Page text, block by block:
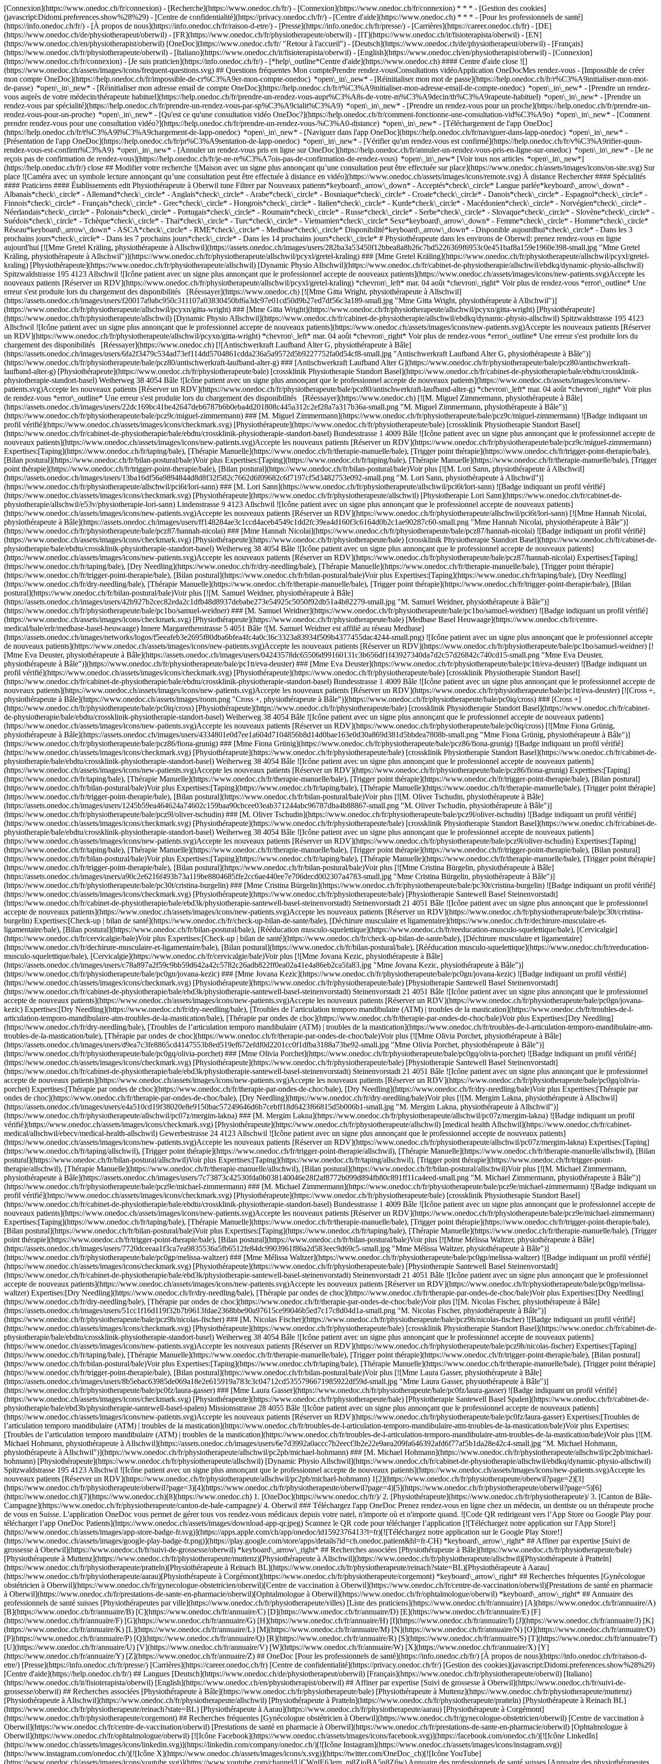
[Connexion](https://www.onedoc.ch/fr/connexion) - [Recherche](https://www.onedoc.ch/fr/) - [Connexion](https://www.onedoc.ch/fr/connexion) * * * - [Gestion des cookies]
(javascript:Didomi.preferences.show%28%29) - [Centre de confidentialité](https://privacy.onedoc.ch/fr/) - [Centre d'aide](https://www.onedoc.ch) * * * - [Pour les professionnels de santé]
(https://info.onedoc.ch/fr/) - [À propos de nous](https://info.onedoc.ch/fr/raison-d-etre/) - [Presse](https://info.onedoc.ch/fr/presse/) - [Carrières](https://career.onedoc.ch/fr) - [DE]
(https://www.onedoc.ch/de/physiotherapeut/oberwil) - [FR](https://www.onedoc.ch/fr/physiotherapeute/oberwil) - [IT](https://www.onedoc.ch/it/fisioterapista/oberwil) - [EN]
(https://www.onedoc.ch/en/physiotherapist/oberwil) [OneDoc](https://www.onedoc.ch/fr/ "Retour à l'accueil") - [Deutsch](https://www.onedoc.ch/de/physiotherapeut/oberwil) - [Français]
(https://www.onedoc.ch/fr/physiotherapeute/oberwil) - [Italiano](https://www.onedoc.ch/it/fisioterapista/oberwil) - [English](https://www.onedoc.ch/en/physiotherapist/oberwil) - [Connexion]
(https://www.onedoc.ch/fr/connexion) - [Je suis praticien](https://info.onedoc.ch/fr/) - [*help\_outline*Centre d'aide](https://www.onedoc.ch) #### Centre d'aide close ![]
(https://www.onedoc.ch/assets/images/icons/frequent-questions.svg) ## Questions fréquentes Mon comptePrendre rendez-vousConsultations vidéoApplication OneDocMes rendez-vous - [Impossible de créer
mon compte OneDoc](https://help.onedoc.ch/fr/impossible-de-cr%C3%A9er-mon-compte-onedoc) *open\_in\_new* - [Réinitialiser mon mot de passe](https://help.onedoc.ch/fr/r%C3%A9initialiser-mon-mot-
de-passe) *open\_in\_new* - [Réinitialiser mon adresse email de compte OneDoc](https://help.onedoc.ch/fr/r%C3%A9initialiser-mon-adresse-email-de-compte-onedoc) *open\_in\_new* - [Prendre un rendez-
vous auprès de votre médecin/thérapeute habituel](https://help.onedoc.ch/fr/prendre-un-rendez-vous-aupr%C3%A8s-de-votre-m%C3%A9decin/th%C3%A9rapeute-habituel) *open\_in\_new* - [Prendre un
rendez-vous par spécialité](https://help.onedoc.ch/fr/prendre-un-rendez-vous-par-sp%C3%A9cialit%C3%A9) *open\_in\_new* - [Prendre un rendez-vous pour un proche](https://help.onedoc.ch/fr/prendre-un-
rendez-vous-pour-un-proche) *open\_in\_new* - [Qu'est ce qu'une consultation vidéo OneDoc?](https://help.onedoc.ch/fr/comment-fonctionne-une-consultation-vid%C3%A9o) *open\_in\_new* - [Comment
prendre rendez-vous pour une consultation vidéo?](https://help.onedoc.ch/fr/prendre-un-rendez-vous-%C3%A0-distance) *open\_in\_new* - [Téléchargement de l'app OneDoc]
(https://help.onedoc.ch/fr/t%C3%A9l%C3%A9chargement-de-lapp-onedoc) *open\_in\_new* - [Naviguer dans l'app OneDoc](https://help.onedoc.ch/fr/naviguer-dans-lapp-onedoc) *open\_in\_new* -
[Présentation de l'app OneDoc](https://help.onedoc.ch/fr/pr%C3%A9sentation-de-lapp-onedoc) *open\_in\_new* - [Vérifier qu'un rendez-vous est confirmé](https://help.onedoc.ch/fr/v%C3%A9rifier-quun-rendez-vous-est-confirm%C3%A9) *open\_in\_new* - [Annuler un rendez-vous pris en ligne sur OneDoc](https://help.onedoc.ch/fr/annuler-un-rendez-vous-pris-en-ligne-sur-onedoc) *open\_in\_new* - [Je ne reçois pas de confirmation de rendez-vous](https://help.onedoc.ch/fr/je-ne-re%C3%A7ois-pas-de-confirmation-de-rendez-vous) *open\_in\_new* [Voir tous nos articles *open\_in\_new*](https://help.onedoc.ch/fr/) close ## Modifier votre recherche ![Maison avec un signe plus annonçant qu’une consultation peut être effectuée sur place](https://www.onedoc.ch/assets/images/icons/on-site.svg) Sur place ![Caméra avec un symbole lecture annonçant qu’une consultation peut être effectuée à distance en vidéo](https://www.onedoc.ch/assets/images/icons/remote.svg) À distance Rechercher #### Spécialités #### Praticiens #### Établissements edit Physiothérapeute à Oberwil tune Filtrer par Nouveaux patients*keyboard\_arrow\_down* - Acceptés*check\_circle* Langue parlée*keyboard\_arrow\_down* - Albanais*check\_circle* - Allemand*check\_circle* - Anglais*check\_circle* - Arabe*check\_circle* - Bosniaque*check\_circle* - Croate*check\_circle* - Danois*check\_circle* - Espagnol*check\_circle* - Finnois*check\_circle* - Français*check\_circle* - Grec*check\_circle* - Hongrois*check\_circle* - Italien*check\_circle* - Kurde*check\_circle* - Macédonien*check\_circle* - Norvégien*check\_circle* - Néerlandais*check\_circle* - Polonais*check\_circle* - Portugais*check\_circle* - Roumain*check\_circle* - Russe*check\_circle* - Serbe*check\_circle* - Slovaque*check\_circle* - Slovène*check\_circle* - Suédois*check\_circle* - Tchèque*check\_circle* - Thaï*check\_circle* - Turc*check\_circle* - Vietnamien*check\_circle* Sexe*keyboard\_arrow\_down* - Femme*check\_circle* - Homme*check\_circle* Réseau*keyboard\_arrow\_down* - ASCA*check\_circle* - RME*check\_circle* - Medbase*check\_circle* Disponibilité*keyboard\_arrow\_down* - Disponible aujourdhui*check\_circle* - Dans les 3 prochains jours*check\_circle* - Dans les 7 prochains jours*check\_circle* - Dans les 14 prochains jours*check\_circle* # Physiothérapeute dans les environs de Oberwil: prenez rendez-vous en ligne aujourd'hui [![Mme Gretel Kräling, physiothérapeute à Allschwil](https://assets.onedoc.ch/images/users/282ba3a53450f12bbea8a8b26c7bd5226369f6953c0e451baf8a159e1960e398-small.jpg "Mme Gretel Kräling, physiothérapeute à Allschwil")](https://www.onedoc.ch/fr/physiotherapeute/allschwil/pcyxl/gretel-kraling) ### [Mme Gretel Kräling](https://www.onedoc.ch/fr/physiotherapeute/allschwil/pcyxl/gretel-kraling) [Physiothérapeute](https://www.onedoc.ch/fr/physiotherapeute/allschwil) [Dynamic Physio Allschwil](https://www.onedoc.ch/fr/cabinet-de-physiotherapie/allschwil/ebdkq/dynamic-physio-allschwil) Spitzwaldstrasse 195 4123 Allschwil ![Icône patient avec un signe plus annonçant que le professionnel accepte de nouveaux patients](https://www.onedoc.ch/assets/images/icons/new-patients.svg)Accepte les nouveaux patients [Réserver un RDV](https://www.onedoc.ch/fr/physiotherapeute/allschwil/pcyxl/gretel-kraling) *chevron\_left* mar. 04 août *chevron\_right* Voir plus de rendez-vous *error\_outline* Une erreur s'est produite lors du chargement des disponibilités [Réessayer](https://www.onedoc.ch) [![Mme Gitta Wright, physiothérapeute à Allschwil](https://assets.onedoc.ch/images/users/f20017a9abc950c311107a03830450bf6a3dc97e01cd50d9b27ed7df56c3a189-small.jpg "Mme Gitta Wright, physiothérapeute à Allschwil")](https://www.onedoc.ch/fr/physiotherapeute/allschwil/pcyxn/gitta-wright) ### [Mme Gitta Wright](https://www.onedoc.ch/fr/physiotherapeute/allschwil/pcyxn/gitta-wright) [Physiothérapeute](https://www.onedoc.ch/fr/physiotherapeute/allschwil) [Dynamic Physio Allschwil](https://www.onedoc.ch/fr/cabinet-de-physiotherapie/allschwil/ebdkq/dynamic-physio-allschwil) Spitzwaldstrasse 195 4123 Allschwil ![Icône patient avec un signe plus annonçant que le professionnel accepte de nouveaux patients](https://www.onedoc.ch/assets/images/icons/new-patients.svg)Accepte les nouveaux patients [Réserver un RDV](https://www.onedoc.ch/fr/physiotherapeute/allschwil/pcyxn/gitta-wright) *chevron\_left* mar. 04 août *chevron\_right* Voir plus de rendez-vous *error\_outline* Une erreur s'est produite lors du chargement des disponibilités [Réessayer](https://www.onedoc.ch) [![Antischwerkraft Laufband Alter G, physiothérapeute à Bâle](https://assets.onedoc.ch/images/users/6fa2f3479c534ad73ef114dd5704861cdda236a5a9572d5b9227752fa0d54cf8-small.jpg "Antischwerkraft Laufband Alter G, physiothérapeute à Bâle")](https://www.onedoc.ch/fr/physiotherapeute/bale/pcz80/antischwerkraft-laufband-alter-g) ### [Antischwerkraft Laufband Alter G](https://www.onedoc.ch/fr/physiotherapeute/bale/pcz80/antischwerkraft-laufband-alter-g) [Physiothérapeute](https://www.onedoc.ch/fr/physiotherapeute/bale) [crossklinik Physiotherapie Standort Basel](https://www.onedoc.ch/fr/cabinet-de-physiotherapie/bale/ebdtu/crossklinik-physiotherapie-standort-basel) Weiherweg 38 4054 Bâle ![Icône patient avec un signe plus annonçant que le professionnel accepte de nouveaux patients](https://www.onedoc.ch/assets/images/icons/new-patients.svg)Accepte les nouveaux patients [Réserver un RDV](https://www.onedoc.ch/fr/physiotherapeute/bale/pcz80/antischwerkraft-laufband-alter-g) *chevron\_left* mar. 04 août *chevron\_right* Voir plus de rendez-vous *error\_outline* Une erreur s'est produite lors du chargement des disponibilités [Réessayer](https://www.onedoc.ch) [![M. Miguel Zimmermann, physiothérapeute à Bâle](https://assets.onedoc.ch/images/users/22dc169bc41be42647deb6787b6b0eba4d201808c445a312c2ef28a7a317b36a-small.png "M. Miguel Zimmermann, physiothérapeute à Bâle")](https://www.onedoc.ch/fr/physiotherapeute/bale/pcz9c/miguel-zimmermann) ### [M. Miguel Zimmermann](https://www.onedoc.ch/fr/physiotherapeute/bale/pcz9c/miguel-zimmermann) ![Badge indiquant un profil vérifié](https://www.onedoc.ch/assets/images/icons/checkmark.svg) [Physiothérapeute](https://www.onedoc.ch/fr/physiotherapeute/bale) [crossklinik Physiotherapie Standort Basel](https://www.onedoc.ch/fr/cabinet-de-physiotherapie/bale/ebdtu/crossklinik-physiotherapie-standort-basel) Bundesstrasse 1 4009 Bâle ![Icône patient avec un signe plus annonçant que le professionnel accepte de nouveaux patients](https://www.onedoc.ch/assets/images/icons/new-patients.svg)Accepte les nouveaux patients [Réserver un RDV](https://www.onedoc.ch/fr/physiotherapeute/bale/pcz9c/miguel-zimmermann) Expertises:[Taping](https://www.onedoc.ch/fr/taping/bale), [Thérapie Manuelle](https://www.onedoc.ch/fr/therapie-manuelle/bale), [Trigger point thérapie](https://www.onedoc.ch/fr/trigger-point-therapie/bale), [Bilan postural](https://www.onedoc.ch/fr/bilan-postural/bale)Voir plus Expertises:[Taping](https://www.onedoc.ch/fr/taping/bale), [Thérapie Manuelle](https://www.onedoc.ch/fr/therapie-manuelle/bale), [Trigger point thérapie](https://www.onedoc.ch/fr/trigger-point-therapie/bale), [Bilan postural](https://www.onedoc.ch/fr/bilan-postural/bale)Voir plus [![M. Lori Sann, physiothérapeute à Allschwil](https://assets.onedoc.ch/images/users/13ba16df56a9894844d8d8f32f582c7662d6f09682c6f7197cf5d3482753e092-small.png "M. Lori Sann, physiothérapeute à Allschwil")](https://www.onedoc.ch/fr/physiotherapeute/allschwil/pci6t/lori-sann) ### [M. Lori Sann](https://www.onedoc.ch/fr/physiotherapeute/allschwil/pci6t/lori-sann) ![Badge indiquant un profil vérifié](https://www.onedoc.ch/assets/images/icons/checkmark.svg) [Physiothérapeute](https://www.onedoc.ch/fr/physiotherapeute/allschwil) [Physiotherapie Lori Sann](https://www.onedoc.ch/fr/cabinet-de-physiotherapie/allschwil/e53v/physiotherapie-lori-sann) Lindenstrasse 9 4123 Allschwil ![Icône patient avec un signe plus annonçant que le professionnel accepte de nouveaux patients](https://www.onedoc.ch/assets/images/icons/new-patients.svg)Accepte les nouveaux patients [Réserver un RDV](https://www.onedoc.ch/fr/physiotherapeute/allschwil/pci6t/lori-sann) [![Mme Hannah Nicolai, physiothérapeute à Bâle](https://assets.onedoc.ch/images/users/ff148284ae3c1ccd4aceb4549c1dd2fc39ea4d160f3c6164d0b2c1ae90287c60-small.png "Mme Hannah Nicolai, physiothérapeute à Bâle")](https://www.onedoc.ch/fr/physiotherapeute/bale/pcz87/hannah-nicolai) ### [Mme Hannah Nicolai](https://www.onedoc.ch/fr/physiotherapeute/bale/pcz87/hannah-nicolai) ![Badge indiquant un profil vérifié](https://www.onedoc.ch/assets/images/icons/checkmark.svg) [Physiothérapeute](https://www.onedoc.ch/fr/physiotherapeute/bale) [crossklinik Physiotherapie Standort Basel](https://www.onedoc.ch/fr/cabinet-de-physiotherapie/bale/ebdtu/crossklinik-physiotherapie-standort-basel) Weiherweg 38 4054 Bâle ![Icône patient avec un signe plus annonçant que le professionnel accepte de nouveaux patients](https://www.onedoc.ch/assets/images/icons/new-patients.svg)Accepte les nouveaux patients [Réserver un RDV](https://www.onedoc.ch/fr/physiotherapeute/bale/pcz87/hannah-nicolai) Expertises:[Taping](https://www.onedoc.ch/fr/taping/bale), [Dry Needling](https://www.onedoc.ch/fr/dry-needling/bale), [Thérapie Manuelle](https://www.onedoc.ch/fr/therapie-manuelle/bale), [Trigger point thérapie](https://www.onedoc.ch/fr/trigger-point-therapie/bale), [Bilan postural](https://www.onedoc.ch/fr/bilan-postural/bale)Voir plus Expertises:[Taping](https://www.onedoc.ch/fr/taping/bale), [Dry Needling](https://www.onedoc.ch/fr/dry-needling/bale), [Thérapie Manuelle](https://www.onedoc.ch/fr/therapie-manuelle/bale), [Trigger point thérapie](https://www.onedoc.ch/fr/trigger-point-therapie/bale), [Bilan postural](https://www.onedoc.ch/fr/bilan-postural/bale)Voir plus [![M. Samuel Weidner, physiothérapeute à Bâle](https://assets.onedoc.ch/images/users/42b927b2cec82eda2c1dfb48d8937debabe27